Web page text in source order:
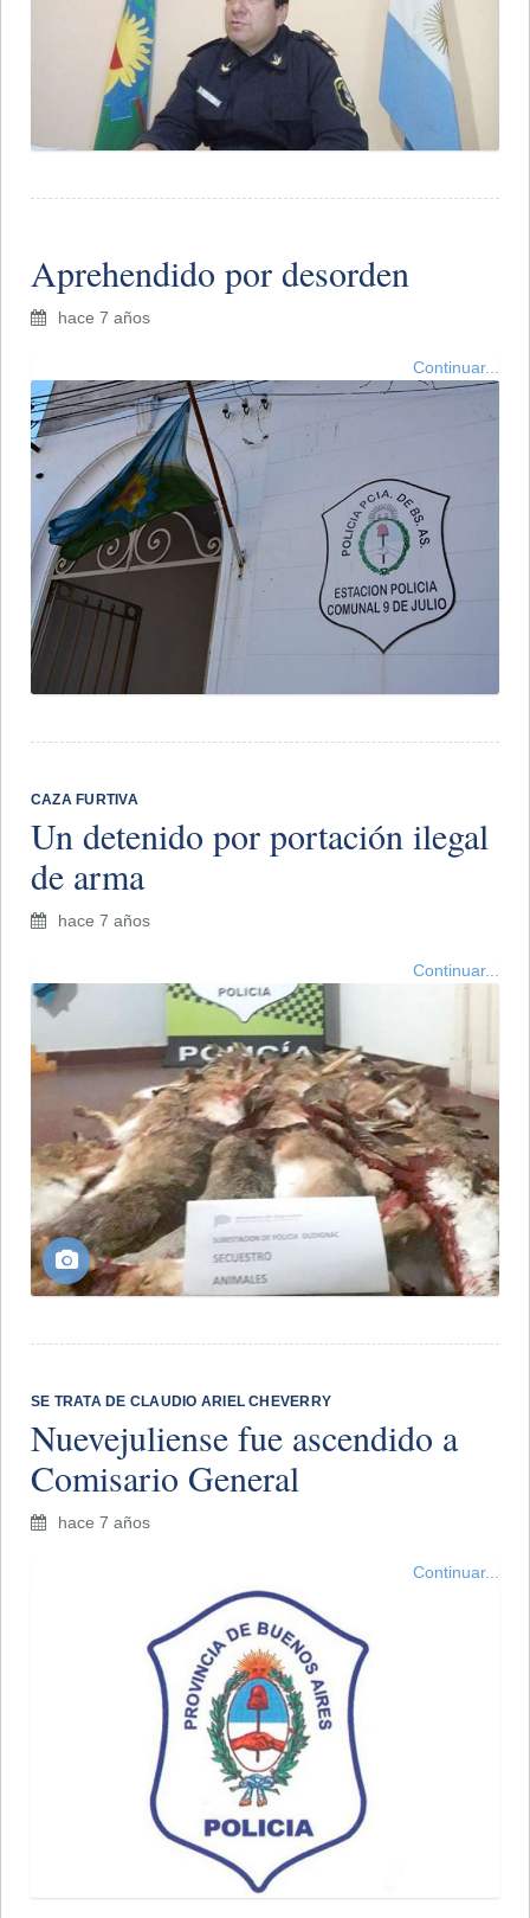
Aprehendido por desorden
hace 7 años
Continuar...
CAZA FURTIVA
Un detenido por portación ilegal
de arma
hace 7 años
Continuar...
SE TRATA DE CLAUDIO ARIEL CHEVERRY
Nuevejuliense fue ascendido a
Comisario General
hace 7 años
Continuar...